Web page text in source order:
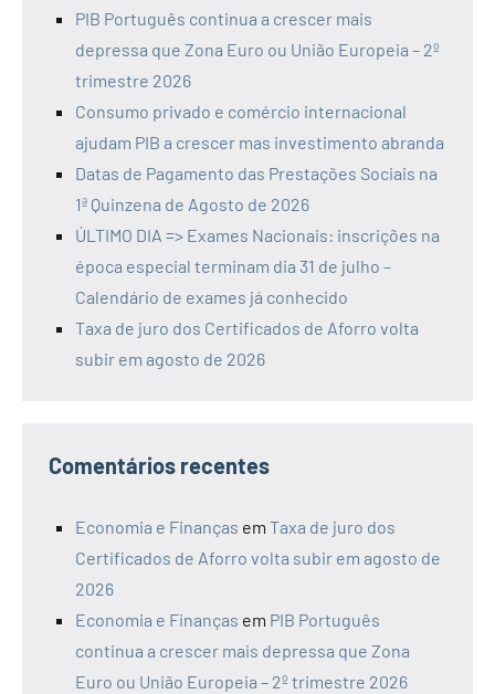
PIB Português continua a crescer mais
depressa que Zona Euro ou União Europeia – 2º
trimestre 2026
Consumo privado e comércio internacional
ajudam PIB a crescer mas investimento abranda
Datas de Pagamento das Prestações Sociais na
1ª Quinzena de Agosto de 2026
ÚLTIMO DIA => Exames Nacionais: inscrições na
época especial terminam dia 31 de julho –
Calendário de exames já conhecido
Taxa de juro dos Certificados de Aforro volta
subir em agosto de 2026
Comentários recentes
Economia e Finanças em Taxa de juro dos
Certificados de Aforro volta subir em agosto de
2026
Economia e Finanças em PIB Português
continua a crescer mais depressa que Zona
Euro ou União Europeia – 2º trimestre 2026